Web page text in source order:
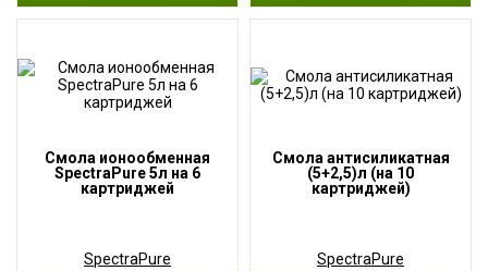
Смола ионообменная
SpectraPure 5л на 6
картриджей
SpectraPure
Смола антисиликатная
(5+2,5)л (на 10
картриджей)
SpectraPure